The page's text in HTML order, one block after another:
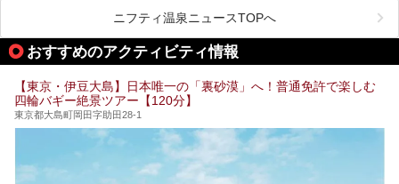
ら、特におすすめしたい施設14選をご紹介します。
してみてください。
また、終電を逃してしまい、「このまま朝までゆっくりでき
る場所があれば」と探した経験がある人も多いのではないで
しょうか。
そこで本記事では、東京でおすすめのスーパー銭湯を、目的
24時間営業で宿泊できる施設や、1,000円以下で楽しめる安
い施設、デートや休日レジャーにもぴったりなエンタメ要素
が充実した施設など、利用のシーンに合わせて参考にしてく
ださい。
ニフティ温泉ニュースTOPへ
おすすめのアクティビティ情報
【東京・伊豆大島】日本唯一の「裏砂漠」へ！普通免許で楽しむ
四輪バギー絶景ツアー【120分】
東京都大島町岡田字助田28-1